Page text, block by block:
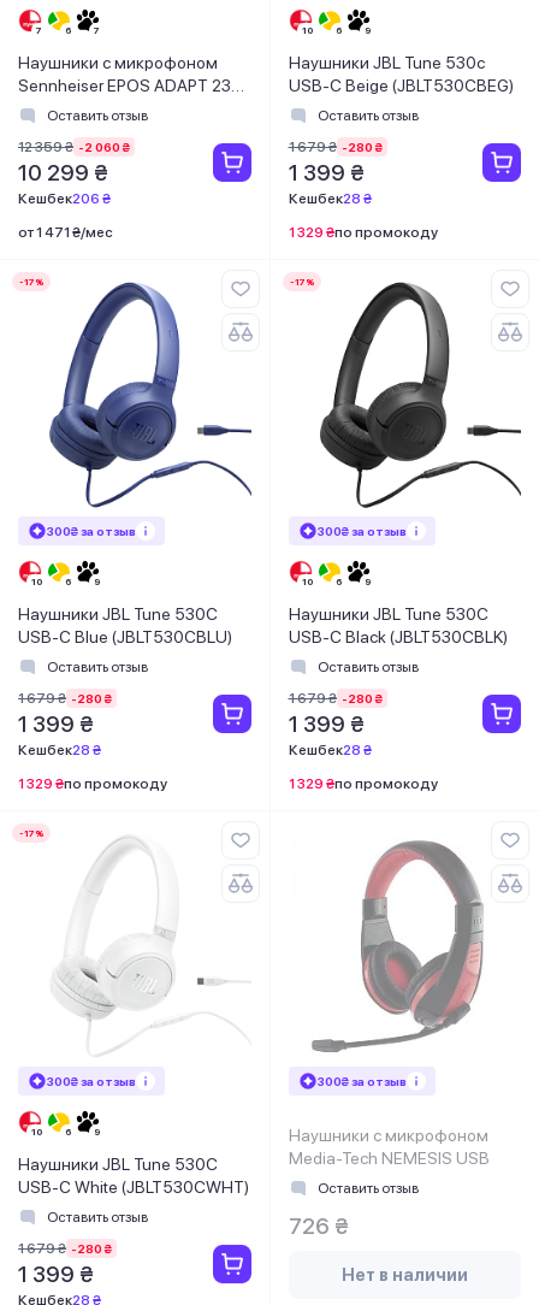
Наушники с микрофоном
Sennheiser EPOS ADAPT 230
Black (1000881)
Оставить отзыв
12 359 ₴ -2 060 ₴
10 299 ₴
Кешбек206 ₴
от 1 471 ₴/мес
Наушники JBL Tune 530c
USB-C Beige (JBLT530CBEG)
Оставить отзыв
1 679 ₴ -280 ₴
1 399 ₴
Кешбек28 ₴
1 329 ₴по промокоду
-17%
300₴ за отзыв
Наушники JBL Tune 530C
USB-C Blue (JBLT530CBLU)
Оставить отзыв
1 679 ₴ -280 ₴
1 399 ₴
Кешбек28 ₴
1 329 ₴по промокоду
-17%
300₴ за отзыв
Наушники JBL Tune 530C
USB-C Black (JBLT530CBLK)
Оставить отзыв
1 679 ₴ -280 ₴
1 399 ₴
Кешбек28 ₴
1 329 ₴по промокоду
-17%
300₴ за отзыв
Наушники JBL Tune 530C
USB-C White (JBLT530CWHT)
Оставить отзыв
1 679 ₴ -280 ₴
1 399 ₴
Кешбек28 ₴
300₴ за отзыв
Наушники с микрофоном
Media-Tech NEMESIS USB
Оставить отзыв
726 ₴
Нет в наличии